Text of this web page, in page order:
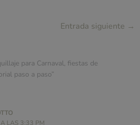
Entrada siguiente →
para Carnaval, fiestas de
paso a paso”
LAS 3:33 PM